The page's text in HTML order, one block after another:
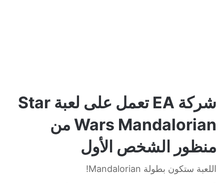
شركة EA تعمل على لعبة Star
Wars Mandalorian من
منظور الشخص الأول
اللعبة ستكون بطولة Mandalorian!